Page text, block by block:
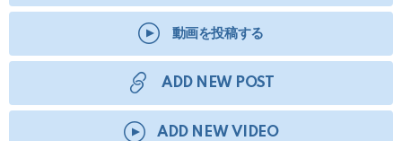
動画を投稿する
ADD NEW POST
ADD NEW VIDEO